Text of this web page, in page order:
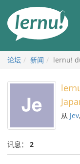
论坛 新闻 lernu!
从 Jev
讯息： 2